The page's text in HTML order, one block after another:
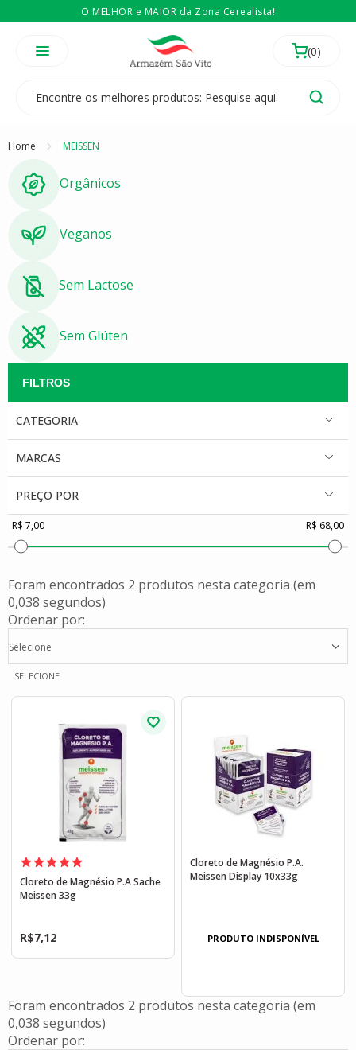
O MELHOR e MAIOR da Zona Cerealista!
Temos 3 lojas físicas na Zona Cerealista de São Paulo!
É revendedor? EntãoCompre no atacado
Home MEISSEN
Orgânicos
Veganos
Sem Lactose
Sem Glúten
CATEGORIA
MARCAS
PREÇO POR
Foram encontrados 2 produtos nesta categoria (em
0,038 segundos)
Ordenar por:
Selecione
SELECIONE
Cloreto de Magnésio P.A Sache
Meissen 33g
R$7,12
Cloreto de Magnésio P.A.
Meissen Display 10x33g
PRODUTO INDISPONÍVEL
Foram encontrados 2 produtos nesta categoria (em
0,038 segundos)
Ordenar por: